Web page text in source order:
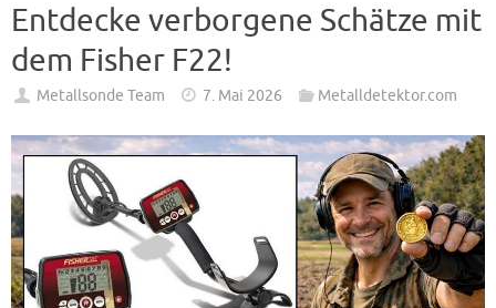
Entdecke verborgene Schätze mit
dem Fisher F22!
Metallsonde Team 7. Mai 2026 Metalldetektor.com